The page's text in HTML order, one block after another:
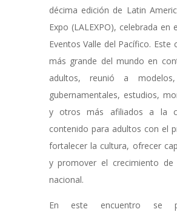
décima edición de Latin
Expo (LALEXPO), celebrada en
Eventos Valle del Pacífico. Este
más grande del mundo en
adultos, reunió a modelos,
gubernamentales, estudios,
y otros más afiliados a la
contenido para adultos con el
fortalecer la cultura, ofrecer
y promover el crecimiento de
nacional.
En este encuentro se